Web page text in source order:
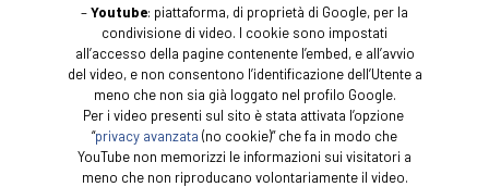
–Youtube: piattaforma, di proprietà di Google, per la
condivisione di video. I cookie sono impostati
all’accesso della pagine contenente l’embed, e all’avvio
del video, e non consentono l’identificazione dell’Utente a
meno che non sia già loggato nel profilo Google.
Per i video presenti sul sito è stata attivata l’opzione
“privacy avanzata (no cookie)” che fa in modo che
YouTube non memorizzi le informazioni sui visitatori a
meno che non riproducano volontariamente il video.